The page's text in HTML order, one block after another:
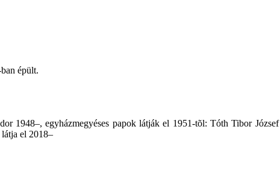
épült.
1948–, egyházmegyéses papok látják el 1951-tõl: Tóth Tibor
el 2018–